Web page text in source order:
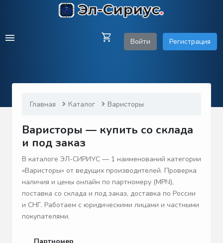
Войти Регистрация
Главная Каталог Варисторы
Варисторы — купить со склада
и под заказ
В каталоге ЭЛ-СИРИУС — 1 наименований категории
«Варисторы» от ведущих производителей. Проверка
наличия и цены онлайн по партномеру (MPN),
поставка со склада и под заказ, доставка по России
и СНГ. Работаем с юридическими лицами и частными
покупателями.